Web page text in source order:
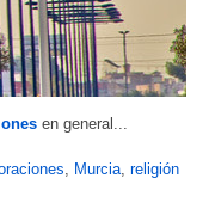
en general...
, Murcia, religión